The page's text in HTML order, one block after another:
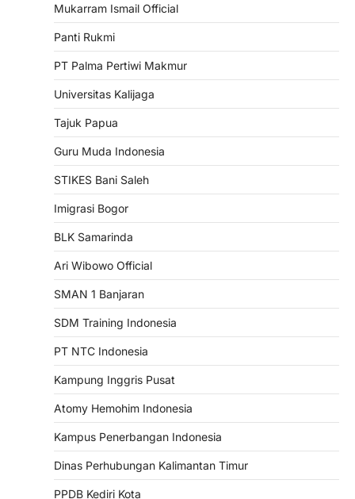
Mukarram Ismail Official
Panti Rukmi
PT Palma Pertiwi Makmur
Universitas Kalijaga
Tajuk Papua
Guru Muda Indonesia
STIKES Bani Saleh
Imigrasi Bogor
BLK Samarinda
Ari Wibowo Official
SMAN 1 Banjaran
SDM Training Indonesia
PT NTC Indonesia
Kampung Inggris Pusat
Atomy Hemohim Indonesia
Kampus Penerbangan Indonesia
Dinas Perhubungan Kalimantan Timur
PPDB Kediri Kota